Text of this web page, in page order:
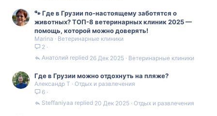
🐾 Где в Грузии по-настоящему заботятся о
животных? ТОП-8 ветеринарных клиник 2025 —
помощь, которой можно доверять!
Marina
Ветеринарные клиники
2
Ветеринарные клиники
26 Дек 2025
Анатолий
Где в Грузии можно отдохнуть на пляже?
Александр Т
Отдых и развлечения
6
Отдых и развлечения
20 Дек 2025
Steffaniyaa